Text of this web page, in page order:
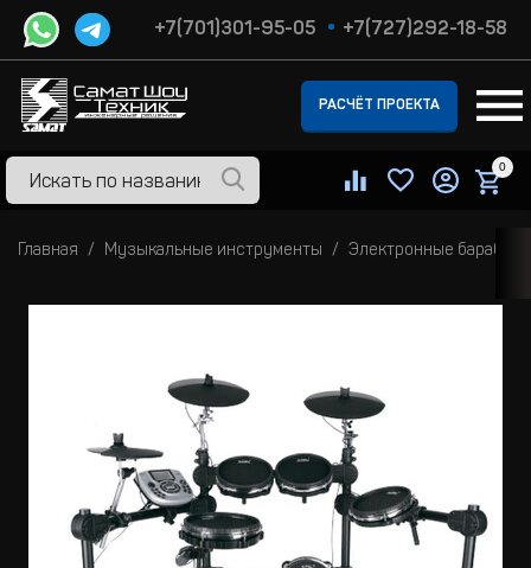
+7(701)301-95-05 +7(727)292-18-58
РАСЧЁТ ПРОЕКТА
0
Главная Музыкальные инструменты Электронные барабаны